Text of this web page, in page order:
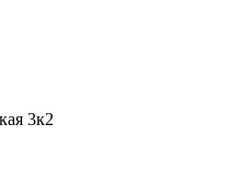
3к2